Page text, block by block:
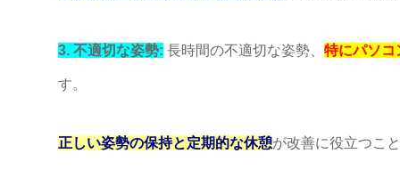
3. 不適切な姿勢: 長時間の不適切な姿勢、 特にパソコ
す。
正しい姿勢の保持と定期的な休憩が改善に役立つこ